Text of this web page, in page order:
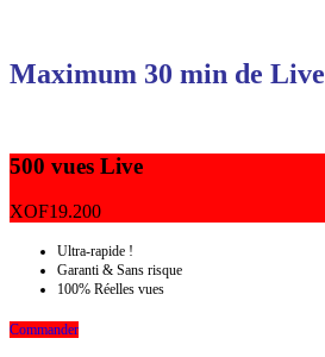
Maximum 30 min de Live
500 vues Live
XOF19.200
Ultra-rapide !
Garanti & Sans risque
100% Réelles vues
Commander